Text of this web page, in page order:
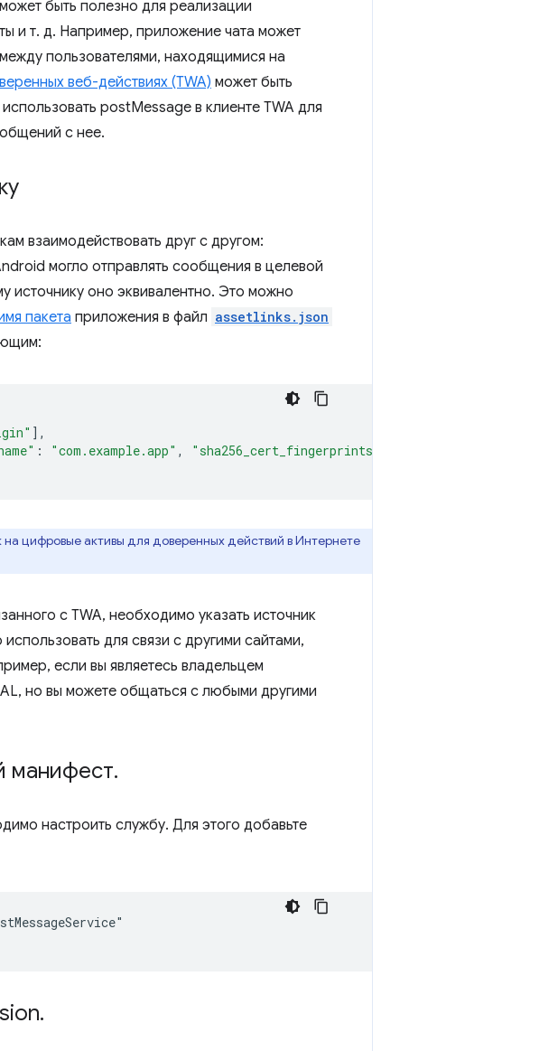
быть полезно для реализации
и т. д. Например, приложение чата может
пользователями, находящимися на
веб-действиях (TWA) может быть
postMessage в клиенте TWA для
с нее.
взаимодействовать друг с другом:
могло отправлять сообщения в целевой
источнику оно эквивалентно. Это можно
пакета приложения в файл assetlinks.json
],
: "com.example.app" , "sha256_cert_fingerprints"
цифровые активы для доверенных действий в Интернете
с TWA, необходимо указать источник
для связи с другими сайтами,
если вы являетесь владельцем
но вы можете общаться с любыми другими
манифест.
настроить службу. Для этого добавьте
.